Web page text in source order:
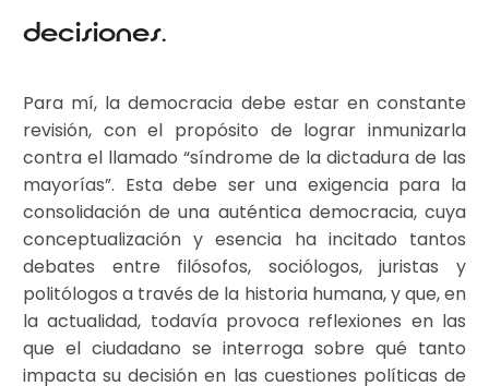
decisiones.
Para mí, la democracia debe estar en constante
revisión, con el propósito de lograr inmunizarla
contra el llamado “síndrome de la dictadura de las
mayorías”. Esta debe ser una exigencia para la
consolidación de una auténtica democracia, cuya
conceptualización y esencia ha incitado tantos
debates entre filósofos, sociólogos, juristas y
politólogos a través de la historia humana, y que, en
la actualidad, todavía provoca reflexiones en las
que el ciudadano se interroga sobre qué tanto
impacta su decisión en las cuestiones políticas de